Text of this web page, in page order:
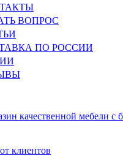
ВОПРОС
ПО РОССИИ
качественной мебели с
клиентов